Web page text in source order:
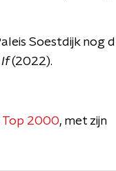
Soestdijk nog
If(2022).
Top 2000, met zijn